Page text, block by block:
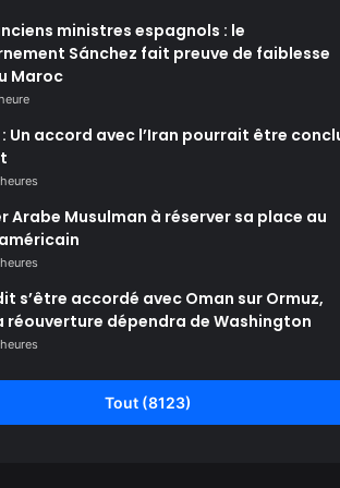
ministres espagnols : le
Sánchez fait preuve de faiblesse
Maroc
Un accord avec l’Iran pourrait être
Arabe Musulman à réserver sa place au
s’être accordé avec Oman sur Ormuz,
réouverture dépendra de Washington
Tout (8123)